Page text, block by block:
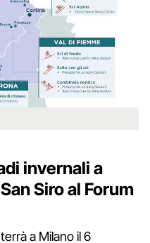
invernali a
Siro al Forum
a Milano il 6